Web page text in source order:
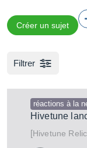
Créer un sujet
Filtrer
réactions à la
Hivetune
[Hivetune